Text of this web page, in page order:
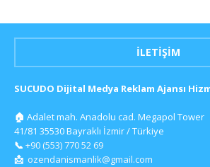
İLETIŞIM
SUCUDO Dijital Medya Reklam Ajansı
🏠 Adalet mah. Anadolu cad. Megapol Tower
41/81 35530 Bayraklı İzmir / Türkiye
📞 +90 (553) 770 52 69
📩 ozendanismanlik@gmail.com